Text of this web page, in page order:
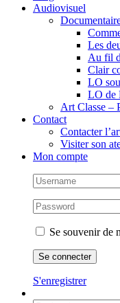
Audiovisuel
Les
Au fil
Clair
LO
LO de
Art Classe –
Contact
Contacter
Visiter son
Mon compte
Se souvenir de
S'enregistrer